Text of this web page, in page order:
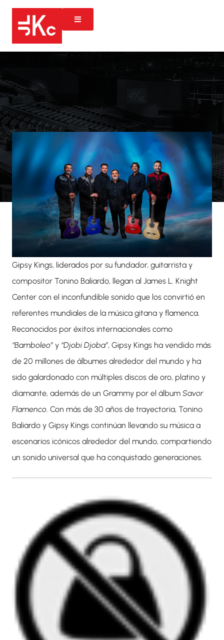
Gipsy Kings, liderados por su fundador, guitarrista y
compositor Tonino Baliardo, llegan al James L. Knight
Center con el inconfundible sonido que los convirtió en
referentes mundiales de la música gitana y flamenca.
Reconocidos por éxitos internacionales como
“Bamboleo” y “Djobi Djoba”, Gipsy Kings ha vendido más
de 20 millones de álbumes alrededor del mundo y ha
sido galardonado con múltiples discos de oro, platino y
diamante, además de un Grammy por el álbum Savor
Flamenco . Con más de 30 años de trayectoria, Tonino
Baliardo y Gipsy Kings continúan llevando su música a
escenarios icónicos alrededor del mundo, compartiendo
un sonido universal que ha conquistado generaciones.